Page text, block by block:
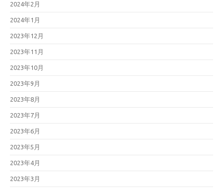
2024年2月
2024年1月
2023年12月
2023年11月
2023年10月
2023年9月
2023年8月
2023年7月
2023年6月
2023年5月
2023年4月
2023年3月